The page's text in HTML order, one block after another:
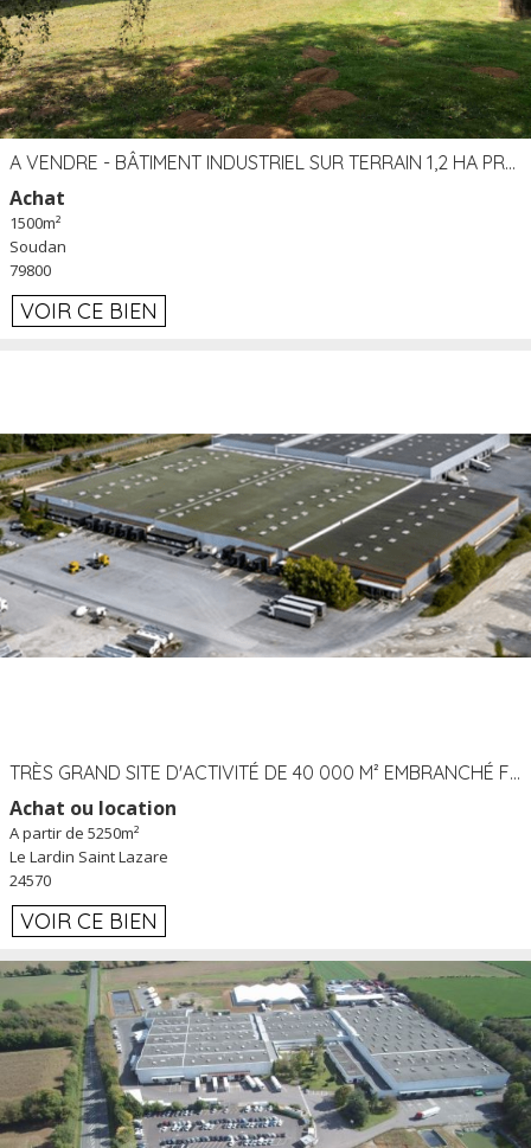
A VENDRE - BÂTIMENT INDUSTRIEL SUR TERRAIN 1,2 HA PROCHE ÉCHANGEUR A10 - SOUDAN (79)
Achat
1500m²
Soudan
79800
VOIR CE BIEN
TRÈS GRAND SITE D'ACTIVITÉ DE 40 000 M² EMBRANCHÉ FER AU LARDIN SAINT LAZARE (24) PROCHE A89 À LOUER
Achat ou location
A partir de 5250m²
Le Lardin Saint Lazare
24570
VOIR CE BIEN